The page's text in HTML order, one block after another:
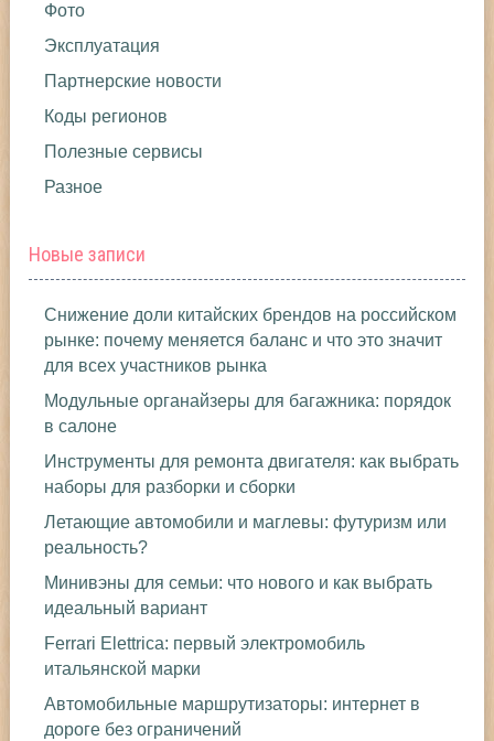
Фото
Эксплуатация
Партнерские новости
Коды регионов
Полезные сервисы
Разное
Новые записи
Снижение доли китайских брендов на российском
рынке: почему меняется баланс и что это значит
для всех участников рынка
Модульные органайзеры для багажника: порядок
в салоне
Инструменты для ремонта двигателя: как выбрать
наборы для разборки и сборки
Летающие автомобили и маглевы: футуризм или
реальность?
Минивэны для семьи: что нового и как выбрать
идеальный вариант
Ferrari Elettrica: первый электромобиль
итальянской марки
Автомобильные маршрутизаторы: интернет в
дороге без ограничений